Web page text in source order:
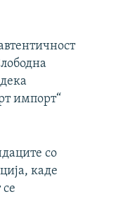
импорт“
со
каде